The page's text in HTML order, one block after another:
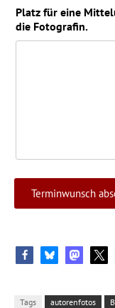
Platz für eine
die Fotografin.
Tags autorenfotos